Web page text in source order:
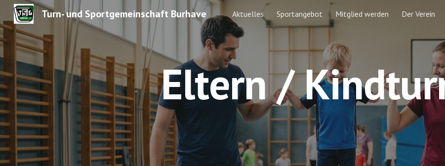
Skip to main content Skip to
Turn- und Sportgemeinschaft Burhave Aktuelles Sportangebot Mitglied werden Der Verein
Eltern /